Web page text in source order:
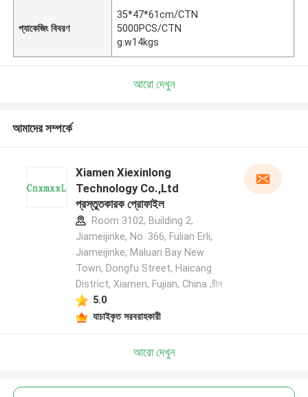
প্যাকেজিং বিবরণ
35*47*61cm/CTN
5000PCS/CTN
g.w14kgs
আরো দেখুন
আমাদের সম্পর্কে
Xiamen Xiexinlong
Technology Co.,Ltd
প্রস্তুতকারক প্রোফাইল
Room 3102, Building 2,
Jiameijinke, No. 366, Fulian Erli,
Jiameijinke, Maluan Bay New
Town, Dongfu Street, Haicang
District, Xiamen, Fujian, China ,চীন
5.0
যাচাইকৃত সরবরাহকারী
আরো দেখুন